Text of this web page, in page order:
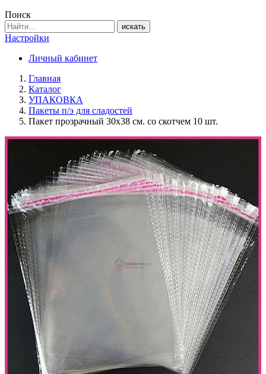
Поиск
искать
Настройки
Личный кабинет
Главная
Каталог
УПАКОВКА
Пакеты п/э для сладостей
Пакет прозрачный 30х38 см. со скотчем 10 шт.